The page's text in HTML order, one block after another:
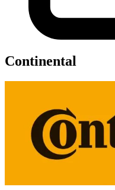
Continental